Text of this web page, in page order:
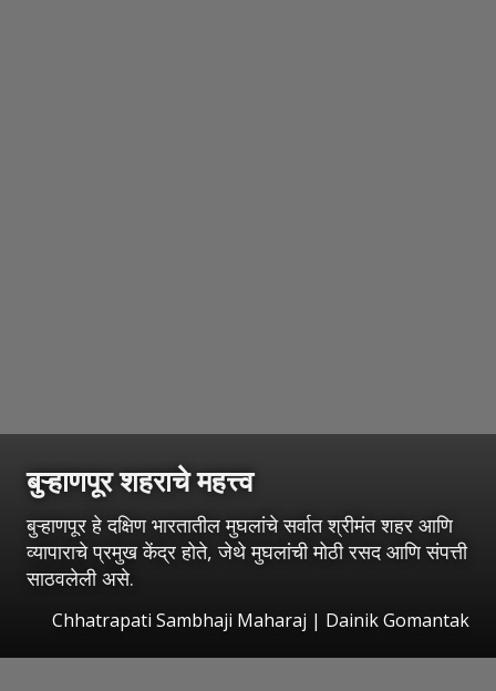
बुऱ्हाणपूरशहराचे महत्त्व
बुऱ्हाणपूर हे दक्षिण भारतातील मुघलांचे सर्वात श्रीमंत शहर आणि
व्यापाराचे प्रमुख केंद्र होते, जेथे मुघलांची मोठी रसद आणि संपत्ती
साठवलेली असे.
Chhatrapati Sambhaji Maharaj | Dainik Gomantak